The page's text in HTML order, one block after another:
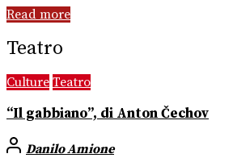
Read more
Teatro
Culture Teatro
“Il gabbiano”, di Anton Čechov
Danilo Amione